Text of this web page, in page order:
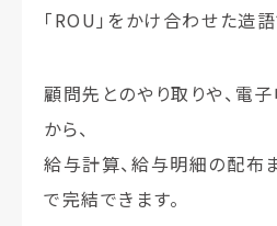
「ROU」をかけ合わせた造語
顧問先とのやり取りや、電
から、
給与計算、給与明細の配布
で完結できます。